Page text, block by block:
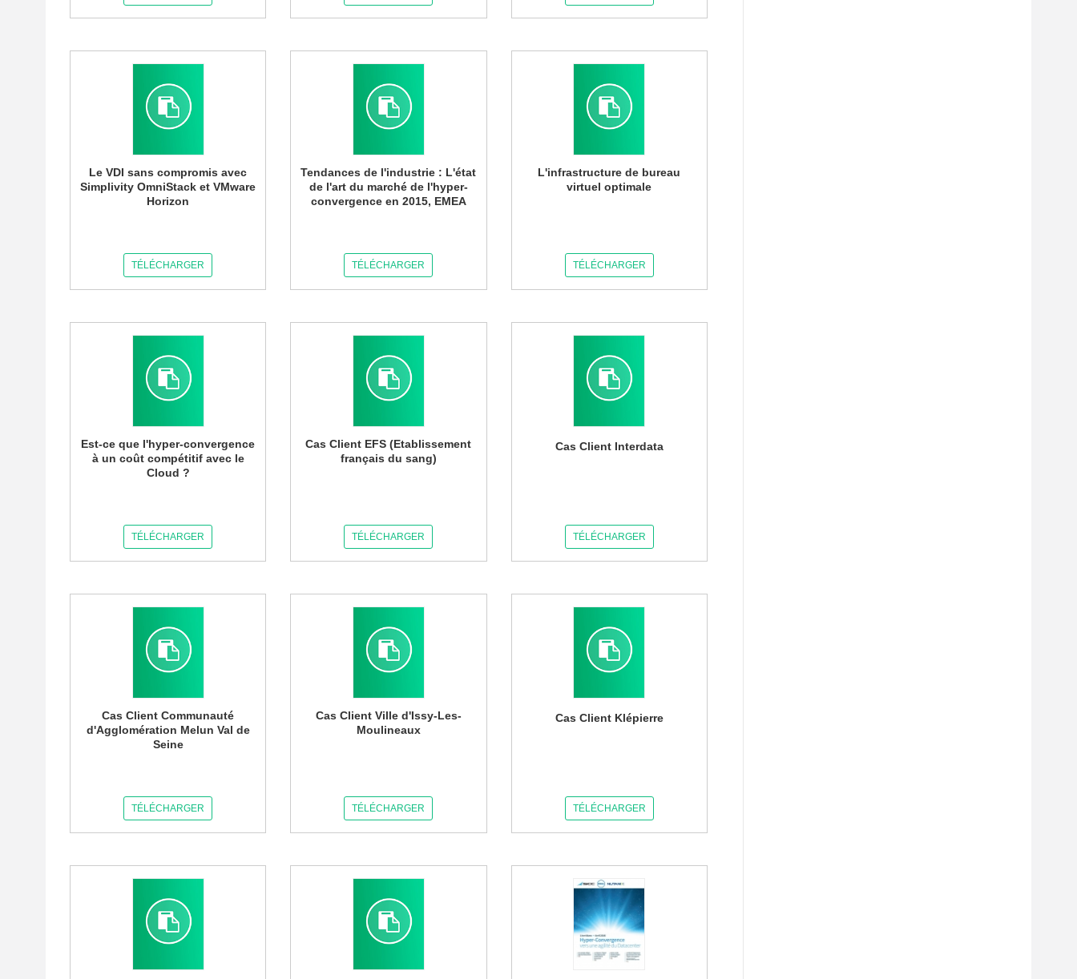
Le VDI sans compromis avec
Simplivity OmniStack et VMware
Horizon
TÉLÉCHARGER
Tendances de l'industrie : L'état
de l'art du marché de l'hyper-
convergence en 2015, EMEA
TÉLÉCHARGER
L'infrastructure de bureau
virtuel optimale
TÉLÉCHARGER
Est-ce que l'hyper-convergence
à un coût compétitif avec le
Cloud ?
TÉLÉCHARGER
Cas Client EFS (Etablissement
français du sang)
TÉLÉCHARGER
Cas Client Interdata
TÉLÉCHARGER
Cas Client Communauté
d'Agglomération Melun Val de
Seine
TÉLÉCHARGER
Cas Client Ville d'Issy-Les-
Moulineaux
TÉLÉCHARGER
Cas Client Klépierre
TÉLÉCHARGER